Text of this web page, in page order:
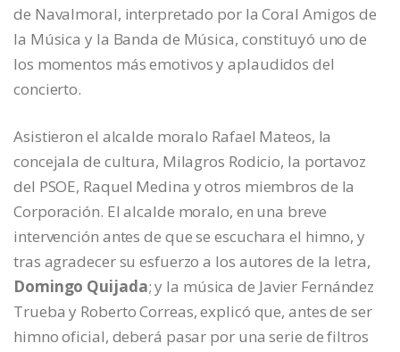
de Navalmoral, interpretado por la Coral Amigos de
la Música y la Banda de Música, constituyó uno de
los momentos más emotivos y aplaudidos del
concierto.
Asistieron el alcalde moralo Rafael Mateos, la
concejala de cultura, Milagros Rodicio, la portavoz
del PSOE, Raquel Medina y otros miembros de la
Corporación. El alcalde moralo, en una breve
intervención antes de que se escuchara el himno, y
tras agradecer su esfuerzo a los autores de la letra,
Domingo Quijada; y la música de Javier Fernández
Trueba y Roberto Correas, explicó que, antes de ser
himno oficial, deberá pasar por una serie de filtros